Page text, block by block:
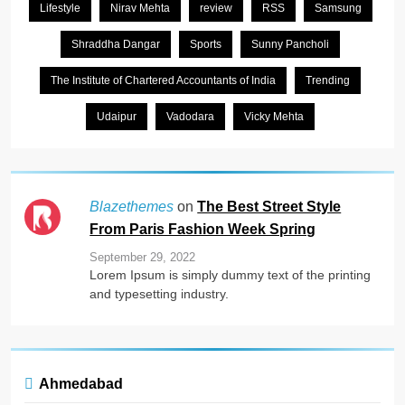
Lifestyle Nirav Mehta review RSS Samsung
Shraddha Dangar Sports Sunny Pancholi
The Institute of Chartered Accountants of India Trending
Udaipur Vadodara Vicky Mehta
Blazethemes onThe Best Street Style
From Paris Fashion Week Spring
September 29, 2022
Lorem Ipsum is simply dummy text of the printing
and typesetting industry.
Ahmedabad